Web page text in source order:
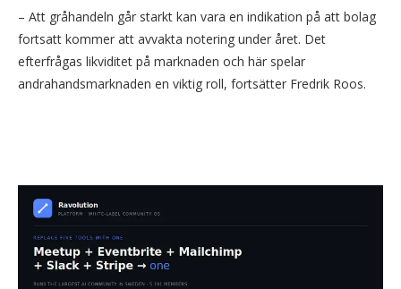
– Att gråhandeln går starkt kan vara en indikation på att bolag
fortsatt kommer att avvakta notering under året. Det
efterfrågas likviditet på marknaden och här spelar
andrahandsmarknaden en viktig roll, fortsätter Fredrik Roos.